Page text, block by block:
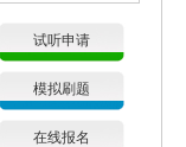
试听申请
模拟刷题
在线报名